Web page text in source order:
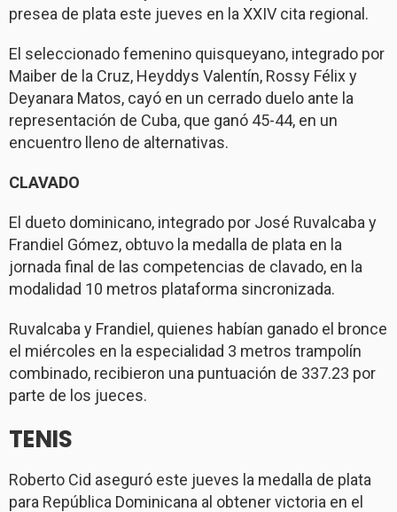
presea de plata este jueves en la XXIV cita regional.
El seleccionado femenino quisqueyano, integrado por
Maiber de la Cruz, Heyddys Valentín, Rossy Félix y
Deyanara Matos, cayó en un cerrado duelo ante la
representación de Cuba, que ganó 45-44, en un
encuentro lleno de alternativas.
CLAVADO
El dueto dominicano, integrado por José Ruvalcaba y
Frandiel Gómez, obtuvo la medalla de plata en la
jornada final de las competencias de clavado, en la
modalidad 10 metros plataforma sincronizada.
Ruvalcaba y Frandiel, quienes habían ganado el bronce
el miércoles en la especialidad 3 metros trampolín
combinado, recibieron una puntuación de 337.23 por
parte de los jueces.
TENIS
Roberto Cid aseguró este jueves la medalla de plata
para República Dominicana al obtener victoria en el